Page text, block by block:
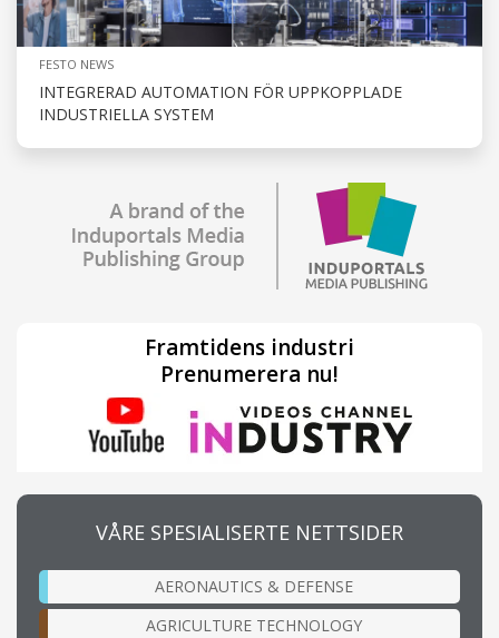
FESTO NEWS
INTEGRERAD AUTOMATION FÖR UPPKOPPLADE
INDUSTRIELLA SYSTEM
Framtidens industri
Prenumerera nu!
VÅRE SPESIALISERTE NETTSIDER
AERONAUTICS & DEFENSE
AGRICULTURE TECHNOLOGY